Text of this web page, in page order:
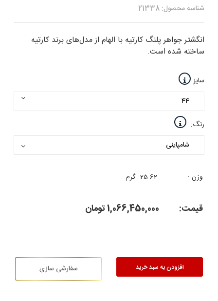
شناسه محصول: 21338
انگشتر جواهر پلنگ کارتیه با الهام از مدل‌های برند کارتیه
ساخته شده است.
سایز
رنگ:
وزن : 25.62 گرم
قیمت: 1,066,450,000تومان
افزودن به سبد خرید سفارشی سازی